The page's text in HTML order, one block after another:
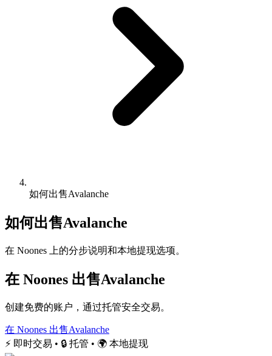
如何出售Avalanche
如何出售Avalanche
在 Noones 上的分步说明和本地提现选项。
在 Noones 出售Avalanche
创建免费的账户，通过托管安全交易。
在 Noones 出售Avalanche
⚡ 即时交易 • 🔒 托管 • 🌍 本地提现